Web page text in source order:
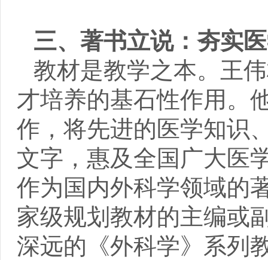
三、著书立说：夯实
教材是教学之本。王
才培养的基石性作用。
作，将先进的医学知识
文字，惠及全国广大医
作为国内外科学领域的
家级规划教材的主编或
深远的《外科学》系列